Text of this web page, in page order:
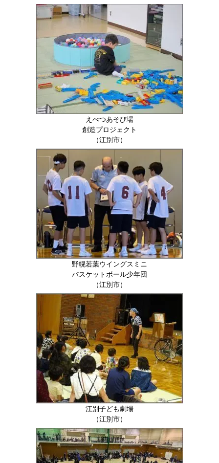
えべつあそび場
創造プロジェクト
（江別市）
野幌若葉ウイングスミニ
バスケットボール少年団
（江別市）
江別子ども劇場
（江別市）